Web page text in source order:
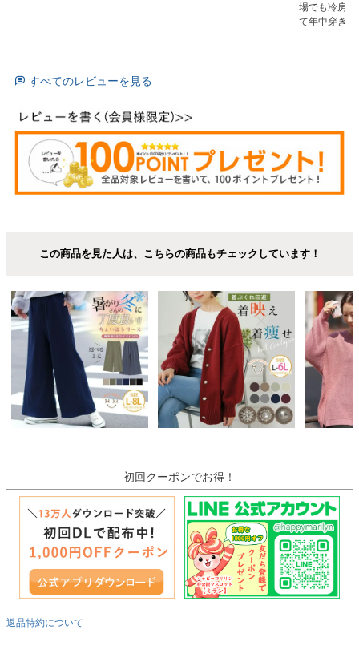
場でも冷房
て年中穿き
すべてのレビューを見る
この商品を見た人は、こちらの商品もチェックしています！
初回クーポンでお得！
返品特約について